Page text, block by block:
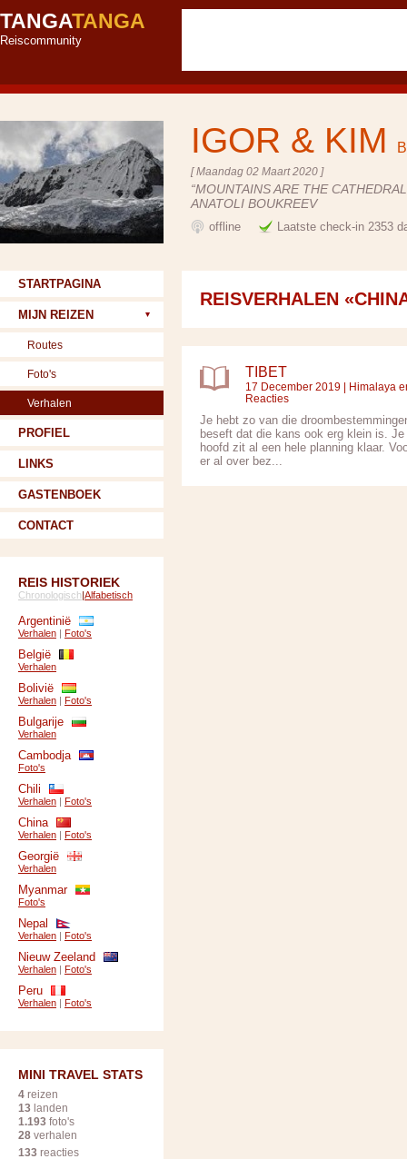
TANGATANGA
Reiscommunity
IGOR & KIM
[ Maandag 02 Maart 2020 ]
“MOUNTAINS ARE THE
ANATOLI BOUKREEV
offline Laatste check-in 2353
REISVERHALEN
TIBET
17 December 2019 | Himalaya
Reacties
Je hebt zo van die
beseft dat die kans ook erg klein is.
hoofd zit al een hele planning klaar.
er al over bez...
STARTPAGINA
MIJN REIZEN
Routes
Foto's
Verhalen
PROFIEL
LINKS
GASTENBOEK
CONTACT
REIS HISTORIEK
Chronologisch|Alfabetisch
Argentinië
Verhalen | Foto's
België
Verhalen
Bolivië
Verhalen | Foto's
Bulgarije
Verhalen
Cambodja
Foto's
Chili
Verhalen | Foto's
China
Verhalen | Foto's
Georgië
Verhalen
Myanmar
Foto's
Nepal
Verhalen | Foto's
Nieuw Zeeland
Verhalen | Foto's
Peru
Verhalen | Foto's
MINI TRAVEL STATS
4 reizen
13 landen
1.193 foto's
28 verhalen
133 reacties